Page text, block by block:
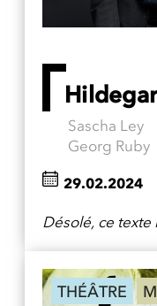
Sascha Ley
Georg Ruby
Désolé, ce texte
29.02.2024
THÉÂTRE